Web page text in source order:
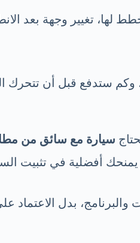
لها، تغيير وجهة بعد
وكم ستدفع قبل أن تتحرك
سيارة مع سائق من
يمنحك أفضلية في تثبيت
والبرنامج، بدل